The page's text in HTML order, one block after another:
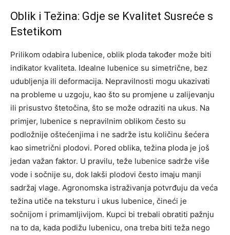
Oblik i Težina: Gdje se Kvalitet Susreće s
Estetikom
Prilikom odabira lubenice, oblik ploda također može biti
indikator kvaliteta. Idealne lubenice su simetrične, bez
udubljenja ili deformacija. Nepravilnosti mogu ukazivati
na probleme u uzgoju, kao što su promjene u zalijevanju
ili prisustvo štetočina, što se može odraziti na ukus. Na
primjer, lubenice s nepravilnim oblikom često su
podložnije oštećenjima i ne sadrže istu količinu šećera
kao simetrični plodovi. Pored oblika, težina ploda je još
jedan važan faktor. U pravilu, teže lubenice sadrže više
vode i sočnije su, dok lakši plodovi često imaju manji
sadržaj vlage. Agronomska istraživanja potvrđuju da veća
težina utiče na teksturu i ukus lubenice, čineći je
sočnijom i primamljivijom. Kupci bi trebali obratiti pažnju
na to da, kada podižu lubenicu, ona treba biti teža nego